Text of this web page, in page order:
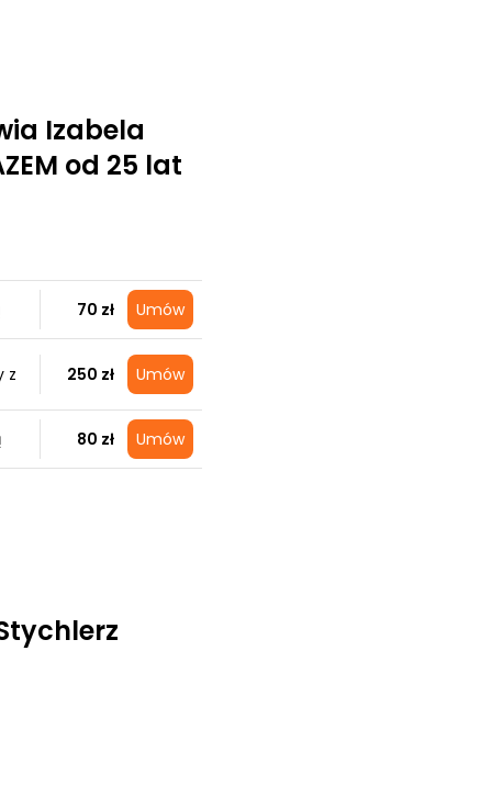
Izabela
od 25 lat
70 zł Umów
z
250 zł Umów
80 zł Umów